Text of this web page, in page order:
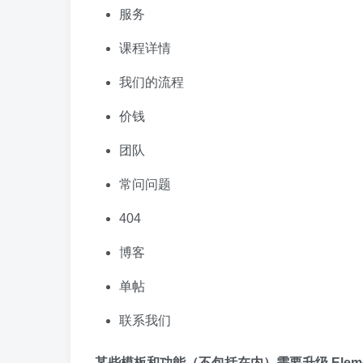
服务
课程详情
我们的流程
价钱
团队
常问问题
404
博客
单帖
联系我们